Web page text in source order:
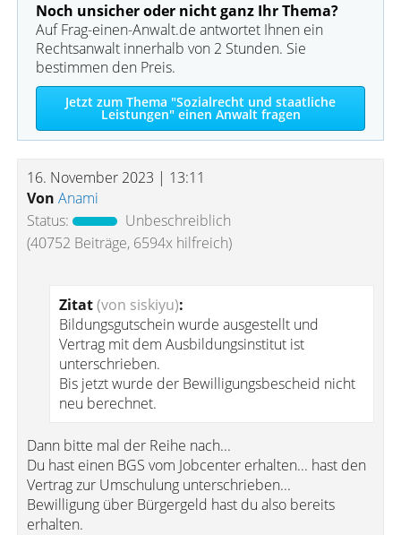
Noch unsicher oder nicht ganz Ihr Thema?
Auf Frag-einen-Anwalt.de antwortet Ihnen ein
Rechtsanwalt innerhalb von 2 Stunden. Sie
bestimmen den Preis.
Jetzt zum Thema "Sozialrecht und staatliche
Leistungen" einen Anwalt fragen
16. November 2023 | 13:11
Von Anami
Status:
Unbeschreiblich
(40752 Beiträge, 6594x hilfreich)
Zitat(von siskiyu):
Bildungsgutschein wurde ausgestellt und
Vertrag mit dem Ausbildungsinstitut ist
unterschrieben.
Bis jetzt wurde der Bewilligungsbescheid nicht
neu berechnet.
Dann bitte mal der Reihe nach...
Du hast einen BGS vom Jobcenter erhalten... hast den
Vertrag zur Umschulung unterschrieben...
Bewilligung über Bürgergeld hast du also bereits
erhalten.